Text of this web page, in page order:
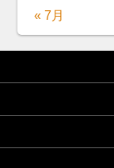
« 7月